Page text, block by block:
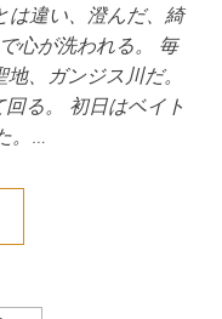
は違い、澄んだ、綺
心が洗われる。 毎
、ガンジス川だ。
る。 初日はベイト
。…